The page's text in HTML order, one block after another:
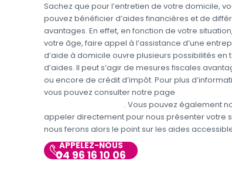
Sachez que pour l’entretien de votre domicile,
pouvez bénéficier d’aides financières et de
avantages. En effet, en fonction de votre
votre âge, faire appel à l’assistance d’une
d’aide à domicile ouvre plusieurs possibilités en
d’aides. Il peut s’agir de mesures fiscales
ou encore de crédit d’impôt. Pour plus
vous pouvez consulter notre page
. Vous pouvez également
appeler directement pour nous présenter votre
nous ferons alors le point sur les aides
APPELEZ-NOUS
04 96 16 10 06